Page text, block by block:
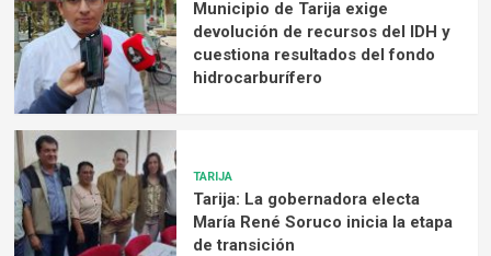
Municipio de Tarija exige
devolución de recursos del IDH y
cuestiona resultados del fondo
hidrocarburífero
TARIJA
Tarija: La gobernadora electa
María René Soruco inicia la etapa
de transición